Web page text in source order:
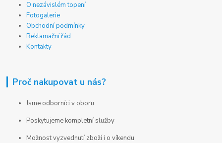
O nezávislém topení
Fotogalerie
Obchodní podmínky
Reklamační řád
Kontakty
Proč nakupovat u nás?
Jsme odborníci v oboru
Poskytujeme kompletní služby
Možnost vyzvednutí zboží i o víkendu